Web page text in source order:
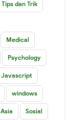
Tips dan Trik
Medical
Psychology
Javascript
windows
Asia Sosial